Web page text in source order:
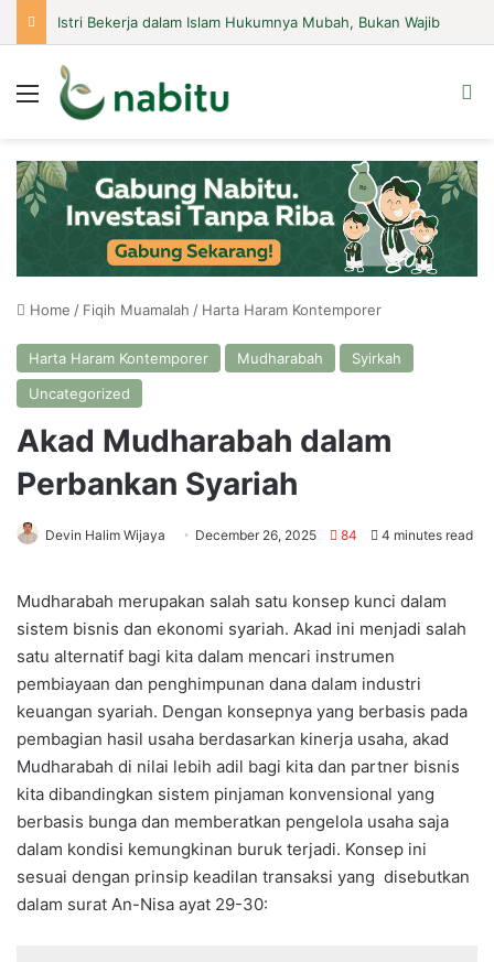
Istri Bekerja dalam Islam Hukumnya Mubah, Bukan Wajib
Menu
Home / Fiqih Muamalah / Harta Haram Kontemporer
Harta Haram Kontemporer Mudharabah
Syirkah
Uncategorized
Akad Mudharabah dalam
Perbankan Syariah
Devin Halim Wijaya December 26, 2025 84 4 minutes read
Mudharabah merupakan salah satu konsep kunci dalam
sistem bisnis dan ekonomi syariah. Akad ini menjadi salah
satu alternatif bagi kita dalam mencari instrumen
pembiayaan dan penghimpunan dana dalam industri
keuangan syariah. Dengan konsepnya yang berbasis pada
pembagian hasil usaha berdasarkan kinerja usaha, akad
Mudharabah di nilai lebih adil bagi kita dan partner bisnis
kita dibandingkan sistem pinjaman konvensional yang
berbasis bunga dan memberatkan pengelola usaha saja
dalam kondisi kemungkinan buruk terjadi. Konsep ini
sesuai dengan prinsip keadilan transaksi yang disebutkan
dalam surat An-Nisa ayat 29-30: